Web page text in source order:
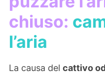
chiuso:
l’aria
La causa del cattivo